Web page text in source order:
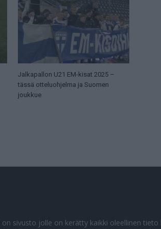
Jalkapallon U21 EM-kisat 2025 –
tässä otteluohjelma ja Suomen
joukkue
on sivusto jolle on kerätty kaikki oleellinen tieto